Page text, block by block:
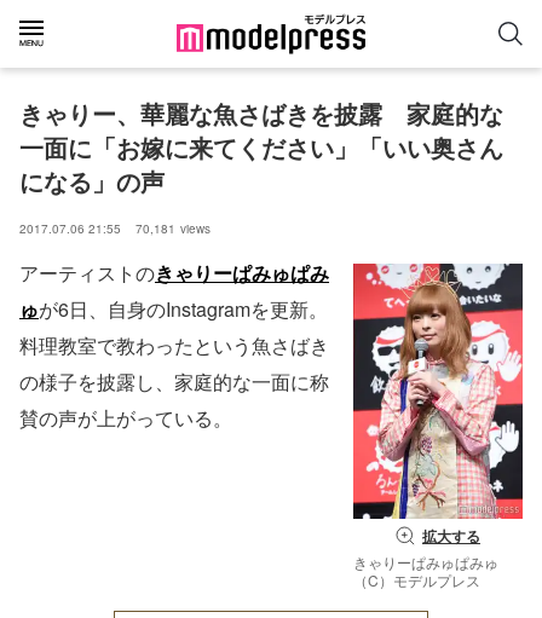
きゃりー、華麗な魚さばきを披露　家庭的な
一面に「お嫁に来てください」「いい奥さん
になる」の声
2017.07.06 21:55 70,181 views
拡大する
きゃりーぱみゅぱみゅ
（C）モデルプレス
アーティストのきゃりーぱみゅぱみ
ゅが6日、自身のInstagramを更新。
料理教室で教わったという魚さばき
の様子を披露し、家庭的な一面に称
賛の声が上がっている。